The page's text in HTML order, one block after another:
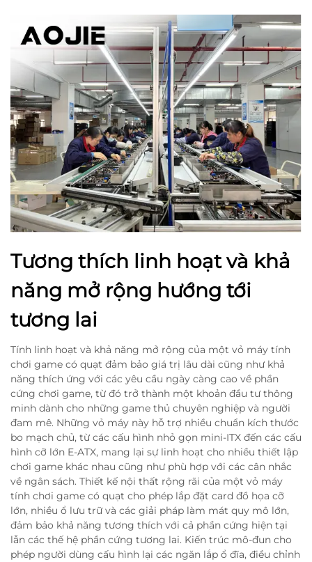
Tương thích linh hoạt và khả
năng mở rộng hướng tới
tương lai
Tính linh hoạt và khả năng mở rộng của một vỏ máy tính
chơi game có quạt đảm bảo giá trị lâu dài cũng như khả
năng thích ứng với các yêu cầu ngày càng cao về phần
cứng chơi game, từ đó trở thành một khoản đầu tư thông
minh dành cho những game thủ chuyên nghiệp và người
đam mê. Những vỏ máy này hỗ trợ nhiều chuẩn kích thước
bo mạch chủ, từ các cấu hình nhỏ gọn mini-ITX đến các cấu
hình cỡ lớn E-ATX, mang lại sự linh hoạt cho nhiều thiết lập
chơi game khác nhau cũng như phù hợp với các cân nhắc
về ngân sách. Thiết kế nội thất rộng rãi của một vỏ máy
tính chơi game có quạt cho phép lắp đặt card đồ họa cỡ
lớn, nhiều ổ lưu trữ và các giải pháp làm mát quy mô lớn,
đảm bảo khả năng tương thích với cả phần cứng hiện tại
lẫn các thế hệ phần cứng tương lai. Kiến trúc mô-đun cho
phép người dùng cấu hình lại các ngăn lắp ổ đĩa, điều chỉnh